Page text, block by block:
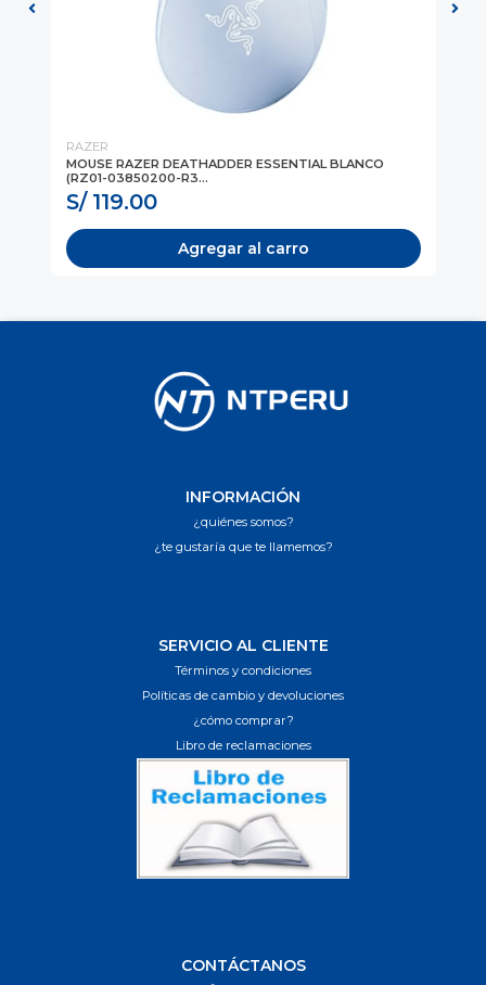
RAZER
MOUSE RAZER DEATHADDER ESSENTIAL BLANCO
(RZ01-03850200-R3...
S/ 119.00
Agregar al carro
INFORMACIÓN
¿quiénes somos?
¿te gustaría que te llamemos?
SERVICIO AL CLIENTE
Términos y condiciones
Políticas de cambio y devoluciones
¿cómo comprar?
Libro de reclamaciones
CONTÁCTANOS